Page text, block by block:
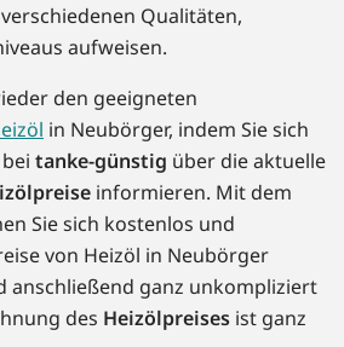
Qualitäten,
aufweisen.
den geeigneten
in Neubörger, indem Sie sich
tanke-günstig über die aktuelle
informieren. Mit dem
Sie sich kostenlos und
von Heizöl in Neubörger
anschließend ganz unkompliziert
des Heizölpreises ist ganz